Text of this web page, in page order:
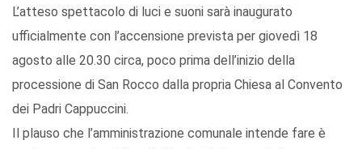
L’atteso spettacolo di luci e suoni sarà inaugurato
ufficialmente con l’accensione prevista per giovedì 18
agosto alle 20.30 circa, poco prima dell’inizio della
processione di San Rocco dalla propria Chiesa al Convento
dei Padri Cappuccini.
Il plauso che l’amministrazione comunale intende fare è